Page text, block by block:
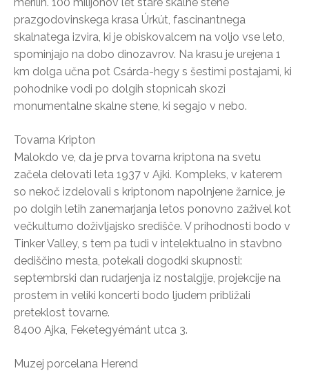
prazgodovinskega krasa Úrkút, fascinantnega
skalnatega izvira, ki je obiskovalcem na voljo vse leto,
spominjajo na dobo dinozavrov. Na krasu je urejena 1
km dolga učna pot Csárda-hegy s šestimi postajami, ki
pohodnike vodi po dolgih stopnicah skozi
monumentalne skalne stene, ki segajo v nebo.
Tovarna Kripton
Malokdo ve, da je prva tovarna kriptona na svetu
začela delovati leta 1937 v Ajki. Kompleks, v katerem
so nekoč izdelovali s kriptonom napolnjene žarnice, je
po dolgih letih zanemarjanja letos ponovno zaživel kot
večkulturno doživljajsko središče. V prihodnosti bodo v
Tinker Valley, s tem pa tudi v intelektualno in stavbno
dediščino mesta, potekali dogodki skupnosti:
septembrski dan rudarjenja iz nostalgije, projekcije na
prostem in veliki koncerti bodo ljudem približali
preteklost tovarne.
8400 Ajka, Feketegyémánt utca 3.
Muzej porcelana Herend